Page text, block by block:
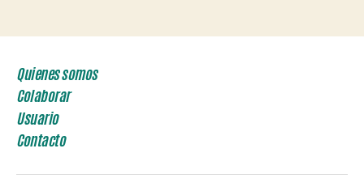
Quienes somos
Colaborar
Usuario
Contacto